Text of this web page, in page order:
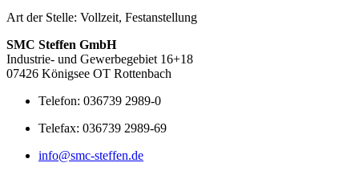
Art der Stelle: Vollzeit, Festanstellung
SMC Steffen GmbH
Industrie- und Gewerbegebiet 16+18
07426 Königsee OT Rottenbach
Telefon: 036739 2989-0
Telefax: 036739 2989-69
info@smc-steffen.de